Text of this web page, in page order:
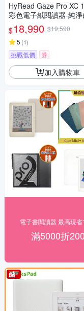
HyRead Gaze Pro XC
彩色電子紙閱讀器-純淨
$18,990 $19,590
5 (1)
挑戰低價 券
加入購物車
電子書閱讀器 最高現
滿5000折200